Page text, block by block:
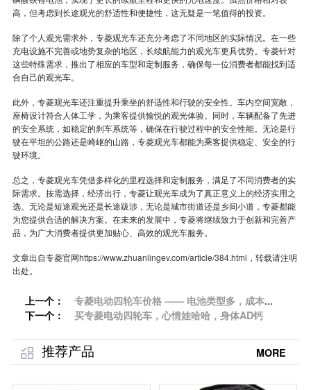
高，但考虑到长途观光的舒适性和便捷性，这无疑是一笔值得的投资。
除了个人观光需求外，专菱观光车还充分考虑了不同地区的实际情况。在一些
充电设施不完善或地势复杂的地区，长续航能力的观光车更具优势。专菱针对
这些特殊需求，推出了相应的车型和定制服务，确保每一位消费者都能找到适
合自己的观光车。
此外，专菱观光车还注重提升乘坐的舒适性和行驶的安全性。车内空间宽敞，
座椅设计符合人体工学，为乘客提供愉悦的观光体验。同时，车辆配备了先进
的安全系统，如稳定的刹车系统等，确保在行驶过程中的安全性能。无论是行
驶在平坦的公路还是崎岖的山路，专菱观光车都能为乘客提供稳定、安全的行
驶环境。
总之，专菱观光车凭借多样化的里程选择和定制服务，满足了不同消费者的实
际需求。按需选择，经济出行，专菱让观光车成为了真正意义上的经济实用之
选。无论是短途观光还是长途跋涉，无论是城市街道还是乡间小道，专菱都能
为您提供合适的解决方案。在未来的发展中，专菱将继续致力于创新和完善产
品，为广大消费者提供更加贴心、高效的观光车服务。
文章出自专菱官网https://www.zhuanlingev.com/article/384.html ，转载请注明
出处。
上一个：
专菱电动四轮车价格 —— 电池类型多，成本
各不同。选对电池，省钱更省心
下一个： 买专菱电动四轮车，心情娃哈哈，身体AD钙
推荐产品 MORE